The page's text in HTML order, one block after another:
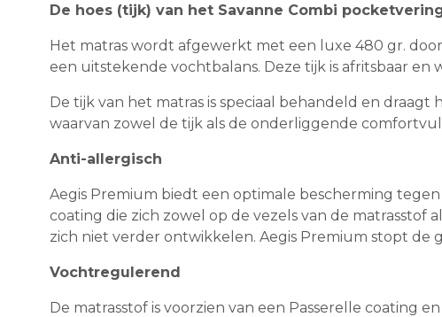
De hoes (tijk) van het Savanne Combi
Het matras wordt afgewerkt met een luxe 480 gr.
een uitstekende vochtbalans. Deze tijk is afritsbaar en
De tijk van het matras is speciaal behandeld en
waarvan zowel de tijk als de onderliggende
Anti-allergisch
Aegis Premium biedt een optimale bescherming
coating die zich zowel op de vezels van de
zich niet verder ontwikkelen. Aegis Premium stopt de
Vochtregulerend
De matrasstof is voorzien van een Passerelle coating